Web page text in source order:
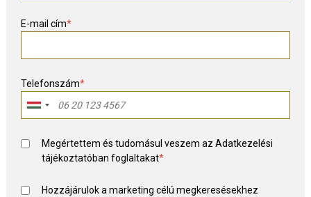
E-mail cím*
Telefonszám*
Megértettem és tudomásul veszem azAdatkezelési
tájékoztatóban foglaltakat*
Hozzájárulok a marketing célú megkeresésekhez